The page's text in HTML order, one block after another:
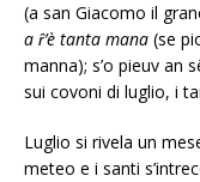
(a san Giacomo il
a ȓ’è tanta mana (se
manna); s’o pieuv an
sui covoni di luglio, i
Luglio si rivela un
meteo e i santi